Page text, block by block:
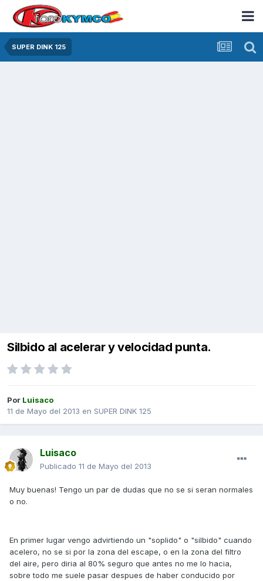
SUPER DINK 125
Silbido al acelerar y velocidad punta.
Por Luisaco
11 de Mayo del 2013 en SUPER DINK 125
Luisaco
Publicado 11 de Mayo del 2013
Muy buenas! Tengo un par de dudas que no se si seran normales
o no.
En primer lugar vengo advirtiendo un "soplido" o "silbido" cuando
acelero, no se si por la zona del escape, o en la zona del filtro
del aire, pero diria al 80% seguro que antes no me lo hacia,
sobre todo me suele pasar despues de haber conducido por